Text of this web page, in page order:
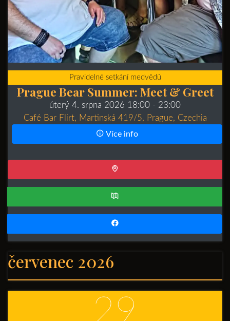
Pravidelné setkání medvědů
Prague Bear Summer: Meet & Greet
úterý 4. srpna 2026 18:00 - 23:00
Café Bar Flirt, Martinská 419/5, Prague, Czechia
Více info
červenec 2026
29